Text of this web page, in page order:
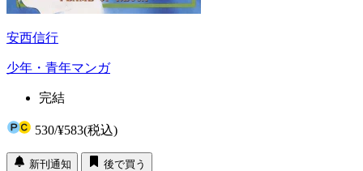
安西信行
少年・青年マンガ
完結
530/¥583(税込)
新刊通知
後で買う